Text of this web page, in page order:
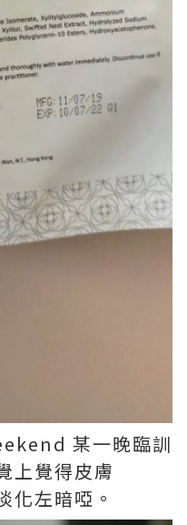
某一晚臨訓
上覺得皮膚
左暗啞。